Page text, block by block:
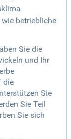
betriebliche
Sie die
und Ihr
die
Sie
Sie Teil
Sie sich